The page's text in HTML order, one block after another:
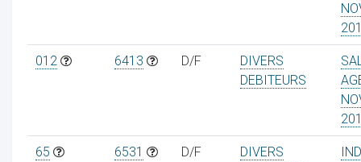
012 6413 D/F
DIVERS
DEBITEURS
65 6531 D/F
DIVERS